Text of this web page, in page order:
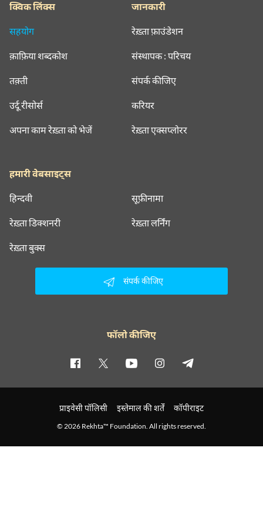
क्विक लिंक्स
सहयोग
क़ाफ़िया शब्दकोश
तक़्ती
उर्दू रीसोर्स
अपना काम रेख़्ता को भेजें
जानकारी
रेख़्ता फ़ाउंडेशन
संस्थापक : परिचय
संपर्क कीजिए
करियर
रेख़्ता एक्सप्लोरर
हमारी वेबसाइट्स
हिन्दवी सूफ़ीनामा
रेख़्ता डिक्शनरी रेख़्ता लर्निंग
रेख़्ता बुक्स
संपर्क कीजिए
फॉलो कीजिए
प्राइवेसी पॉलिसी इस्तेमाल की शर्तें कॉपीराइट
© 2026 Rekhta™ Foundation. All rights reserved.